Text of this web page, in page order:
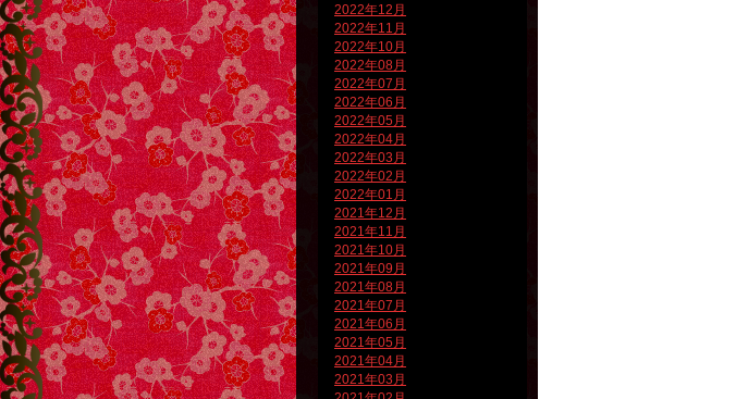
2022年12月
2022年11月
2022年10月
2022年08月
2022年07月
2022年06月
2022年05月
2022年04月
2022年03月
2022年02月
2022年01月
2021年12月
2021年11月
2021年10月
2021年09月
2021年08月
2021年07月
2021年06月
2021年05月
2021年04月
2021年03月